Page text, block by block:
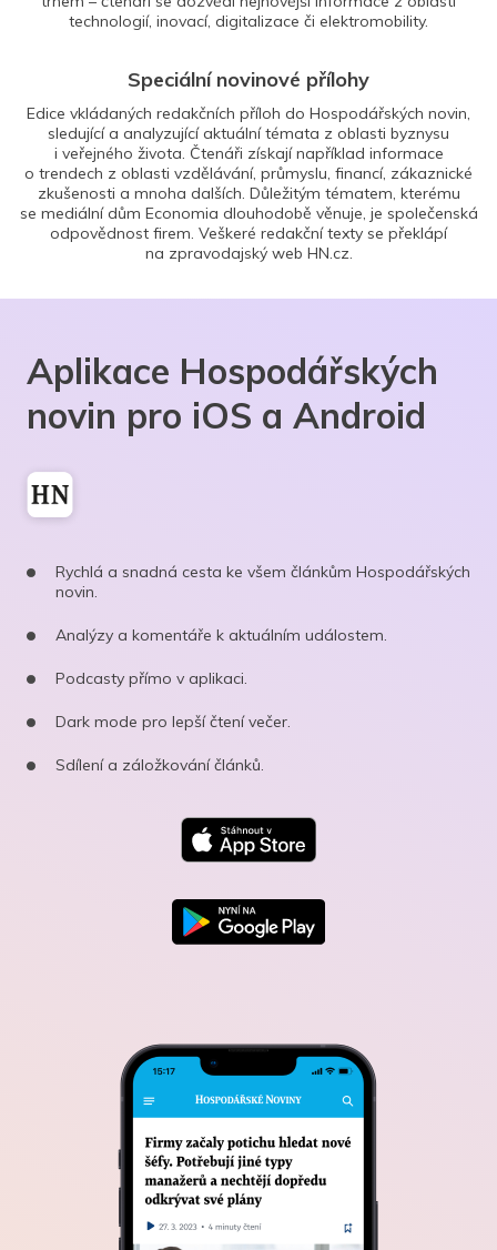
technologií, inovací, digitalizace či elektromobility.
Speciální novinové přílohy
Edice vkládaných redakčních příloh do Hospodářských novin,
sledující a analyzující aktuální témata z oblasti byznysu
i veřejného života. Čtenáři získají například informace
o trendech z oblasti vzdělávání, průmyslu, financí, zákaznické
zkušenosti a mnoha dalších. Důležitým tématem, kterému
se mediální dům Economia dlouhodobě věnuje, je společenská
odpovědnost firem. Veškeré redakční texty se překlápí
na zpravodajský web HN.cz.
Aplikace Hospodářských
novin pro iOS a Android
Rychlá a snadná cesta ke všem článkům Hospodářských
novin.
Analýzy a komentáře k aktuálním událostem.
Podcasty přímo v aplikaci.
Dark mode pro lepší čtení večer.
Sdílení a záložkování článků.